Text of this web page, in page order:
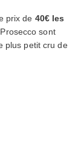
prix de 40€ les
sont
plus petit cru de